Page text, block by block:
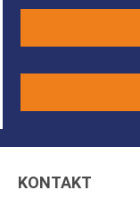
KONTAKT